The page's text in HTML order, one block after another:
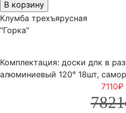
Клумба трехъярусная
"Горка"
Комплектация: доски дпк в
алюминиевый 120° 18шт,
7110₽
7821